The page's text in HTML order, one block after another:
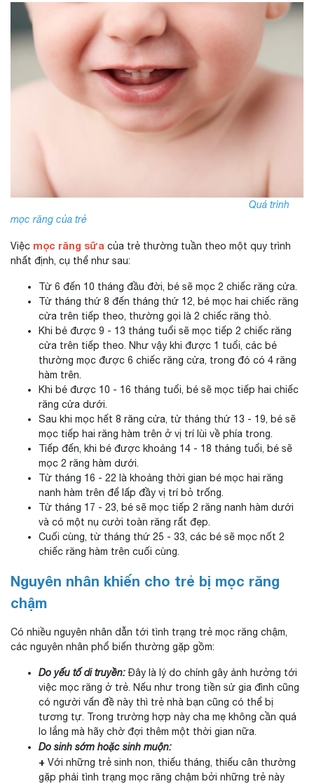
Quá trình
mọc răng của trẻ
Việc mọc răng sữa của trẻ thường tuần theo một quy trình
nhất định, cụ thể như sau:
Từ 6 đến 10 tháng đầu đời, bé sẽ mọc 2 chiếc răng cửa.
Từ tháng thứ 8 đến tháng thứ 12, bé mọc hai chiếc răng
cửa trên tiếp theo, thường gọi là 2 chiếc răng thỏ.
Khi bé được 9 - 13 tháng tuổi sẽ mọc tiếp 2 chiếc răng
cửa trên tiếp theo. Như vậy khi được 1 tuổi, các bé
thường mọc được 6 chiếc răng cửa, trong đó có 4 răng
hàm trên.
Khi bé được 10 - 16 tháng tuổi, bé sẽ mọc tiếp hai chiếc
răng cửa dưới.
Sau khi mọc hết 8 răng cửa, từ tháng thứ 13 - 19, bé sẽ
mọc tiếp hai răng hàm trên ở vị trí lùi về phía trong.
Tiếp đến, khi bé được khoảng 14 - 18 tháng tuổi, bé sẽ
mọc 2 răng hàm dưới.
Từ tháng 16 - 22 là khoảng thời gian bé mọc hai răng
nanh hàm trên để lấp đầy vị trí bỏ trống.
Từ tháng 17 - 23, bé sẽ mọc tiếp 2 răng nanh hàm dưới
và có một nụ cười toàn răng rất đẹp.
Cuối cùng, từ tháng thứ 25 - 33, các bé sẽ mọc nốt 2
chiếc răng hàm trên cuối cùng.
Nguyên nhân khiến cho trẻ bị mọc răng
chậm
Có nhiều nguyên nhân dẫn tới tình trạng trẻ mọc răng chậm,
các nguyên nhân phổ biến thường gặp gồm:
Do yếu tố di truyền: Đây là lý do chính gây ảnh hưởng tới
việc mọc răng ở trẻ. Nếu như trong tiền sử gia đình cũng
có người vấn đề này thì trẻ nhà bạn cũng có thể bị
tương tự. Trong trường hợp này cha mẹ không cần quá
lo lắng mà hãy chờ đợi thêm một thời gian nữa.
Do sinh sớm hoặc sinh muộn:
+ Với những trẻ sinh non, thiếu tháng, thiếu cân thường
gặp phải tình trạng mọc răng chậm bởi những trẻ này